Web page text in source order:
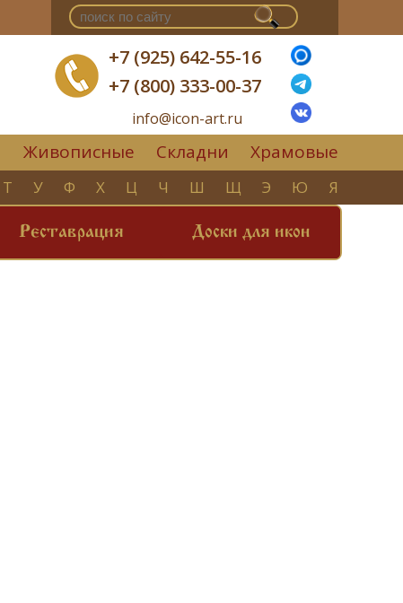
+7 (925) 642-55-16
+7 (800) 333-00-37
info@icon-art.ru
Живописные Складни Храмовые
Т У Ф Х Ц Ч Ш Щ Э Ю Я
Реставрация Доски для икон